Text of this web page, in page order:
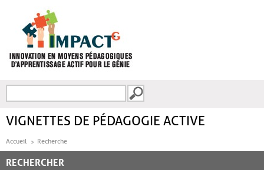
FORMULAIRE DE
VIGNETTES DE PÉDAGOGIE ACTIVE
Accueil Recherche
RECHERCHER